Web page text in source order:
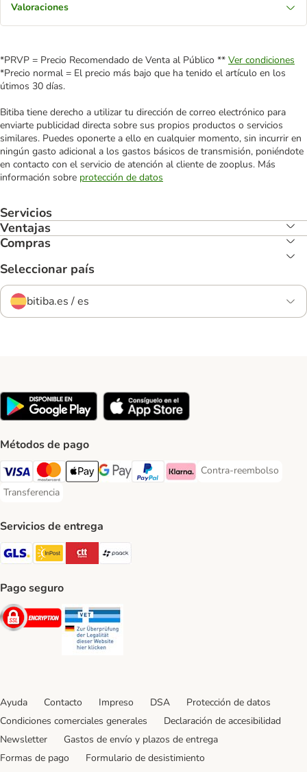
Valoraciones
*PRVP = Precio Recomendado de Venta al Público ** Ver condiciones
*Precio normal = El precio más bajo que ha tenido el artículo en los
útimos 30 días.
Bitiba tiene derecho a utilizar tu dirección de correo electrónico para
enviarte publicidad directa sobre sus propios productos o servicios
similares. Puedes oponerte a ello en cualquier momento, sin incurrir en
ningún gasto adicional a los gastos básicos de transmisión, poniéndote
en contacto con el servicio de atención al cliente de zooplus. Más
información sobre protección de datos
Servicios
Ventajas
Compras
Seleccionar país
bitiba.es / es
Métodos de pago
Visa Payment Method
Mastercard Payment Method
Apple Pay Payment Method
Google Pay Payment Method
PayPal Payment Method
Klarna Payment Method
Contra-reembolso
Contra-reembolso
Transferencia
Transferencia Payment Method
Servicios de entrega
GLS Shipping Method
InPost Shipping Method
CTTExpress Shipping Method
paack Shipping Method
Pago seguro
Security
Ayuda Contacto Impreso DSA
Protección de datos
Condiciones comerciales generales
Declaración de accesibilidad
Newsletter
Gastos de envío y plazos de entrega
Formas de pago
Formulario de desistimiento